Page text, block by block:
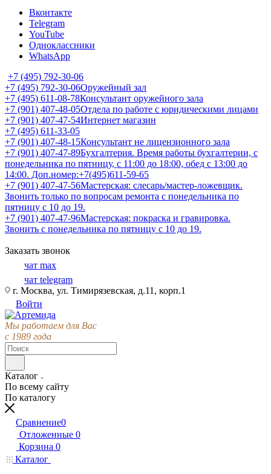
Вконтакте
Telegram
YouTube
Одноклассники
WhatsApp
+7 (495) 792-30-06
+7 (495) 792-30-06Оружейный зал
+7 (495) 611-08-78Консультант оружейного зала
+7 (901) 407-48-05Отдела по работе с юридическими лицами
+7 (901) 407-47-54Интернет магазин
+7 (495) 611-33-05
+7 (901) 407-48-15Консультант не лицензионного зала
+7 (901) 407-47-89Бухгалтерия. Время работы бухгалтерии, с
понедельника по пятницу, с 11:00 до 18:00, обед с 13:00 до
14:00. Доп.номер:+7(495)611-59-65
+7 (901) 407-47-56Мастерская: слесарь/мастер-ложевщик.
Звонить только по вопросам ремонта с понедельника по
пятницу с 10 до 19.
+7 (901) 407-47-96Мастерская: покраска и гравировка.
Звонить с понедельника по пятницу с 10 до 19.
Заказать звонок
чат max
чат telegram
г. Москва, ул. Тимирязевская, д.11, корп.1
Войти
Мы работаем для Вас
с 1989 года
Каталог
По всему сайту
По каталогу
Сравнение0
Отложенные 0
Корзина 0
Каталог